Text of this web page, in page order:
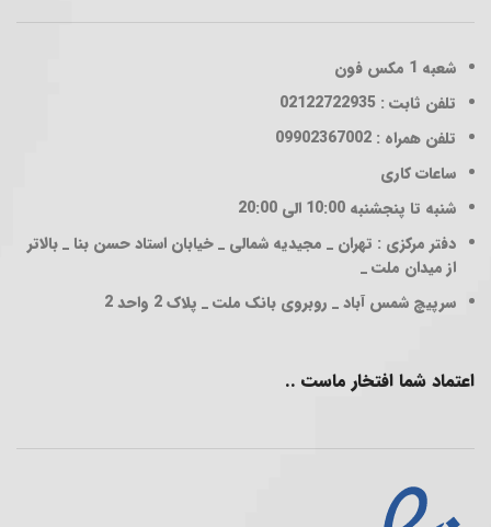
شعبه 1
مکس فون
تلفن ثابت : 02122722935
تلفن همراه : 09902367002
ساعات کاری
شنبه تا پنجشنبه 10:00 الی 20:00
دفتر مرکزی : تهران _ مجیدیه شمالی _ خیابان استاد حسن بنا _ بالاتر
از میدان ملت _
سرپیچ شمس آباد _ روبروی بانک ملت _ پلاک 2 واحد 2
اعتماد شما افتخار ماست ..